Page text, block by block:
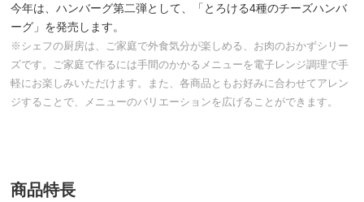
今年は、ハンバーグ第二弾として、「とろける4種のチーズハンバ
ーグ」を発売します。
※シェフの厨房は、ご家庭で外食気分が楽しめる、お肉のおかずシリー
ズです。ご家庭で作るには手間のかかるメニューを電子レンジ調理で手
軽にお楽しみいただけます。また、各商品ともお好みに合わせてアレン
ジすることで、メニューのバリエーションを広げることができます。
商品特長